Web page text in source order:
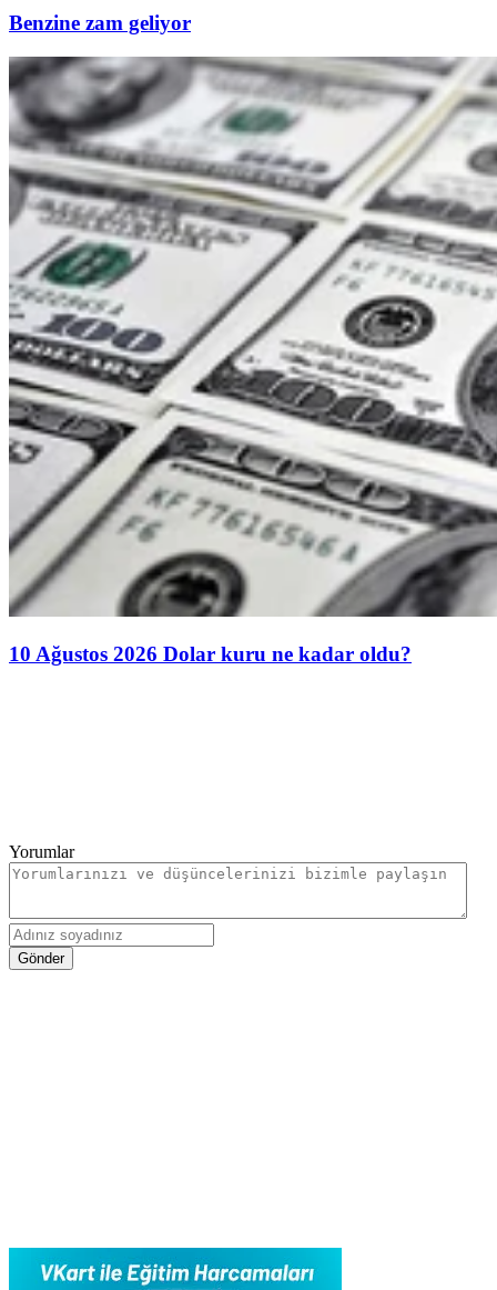
Benzine zam geliyor
10 Ağustos 2026 Dolar kuru ne kadar oldu?
Yorumlar
Gönder